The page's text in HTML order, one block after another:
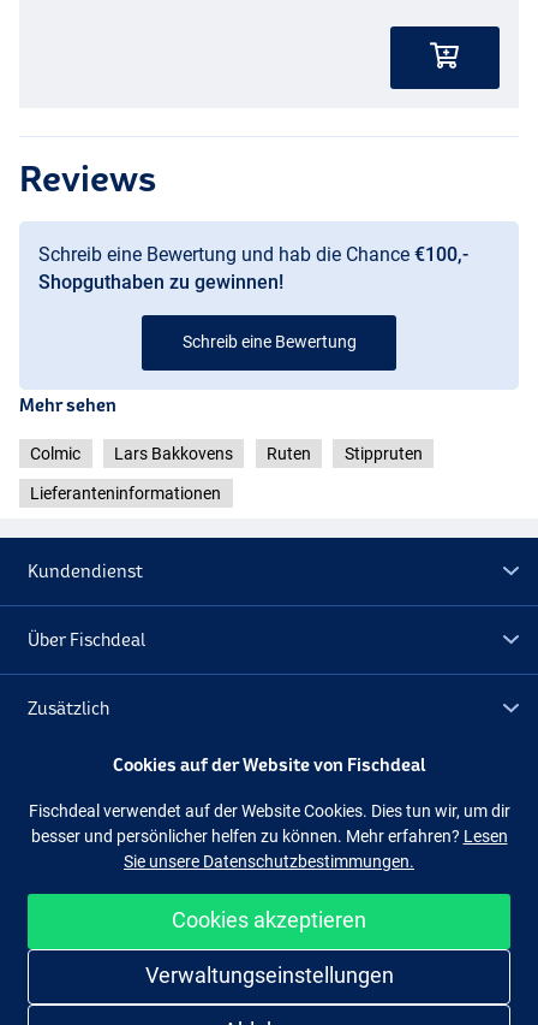
Reviews
Schreib eine Bewertung und hab die Chance €100,-
Shopguthaben zu gewinnen!
Schreib eine Bewertung
Mehr sehen
Colmic Lars Bakkovens Ruten Stippruten
Lieferanteninformationen
Kundendienst
Über Fischdeal
Zusätzlich
Lagerräumung
Facebook
Einfach und sicher shoppen
Cookies auf der Website von Fischdeal
Fischdeal verwendet auf der Website Cookies. Dies tun wir, um dir
besser und persönlicher helfen zu können. Mehr erfahren? Lesen
Sie unsere Datenschutzbestimmungen.
Cookies akzeptieren
Verwaltungseinstellungen